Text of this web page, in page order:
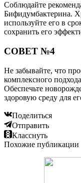
Соблюдайте
Бифидумбактерина.
используйте его в
сохранить его
СОВЕТ №4
Не забывайте, что
комплексного
Обеспечьте
здоровую среду для
Поделиться
Отправить
Класснуть
Похожие публикации